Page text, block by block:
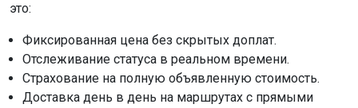
это:
Фиксированная цена без скрытых доплат.
Отслеживание статуса в реальном времени.
Страхование на полную объявленную стоимость.
Доставка день в день на маршрутах с прямыми